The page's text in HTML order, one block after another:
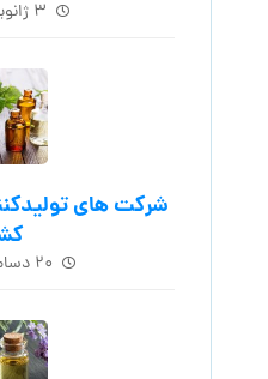
۳ ژانویه, ۲۰۲۳
شرکت های
۲۰ دسامبر, ۲۰۲۳